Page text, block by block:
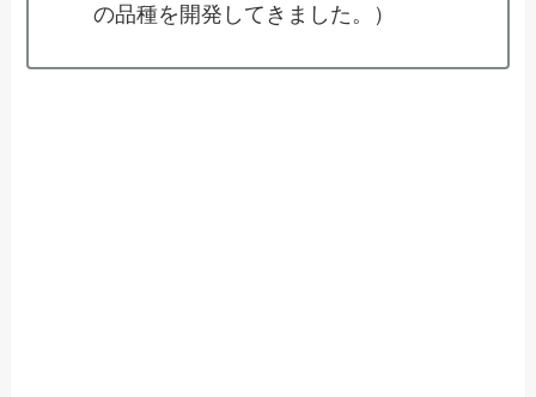
の品種を開発してきました。）